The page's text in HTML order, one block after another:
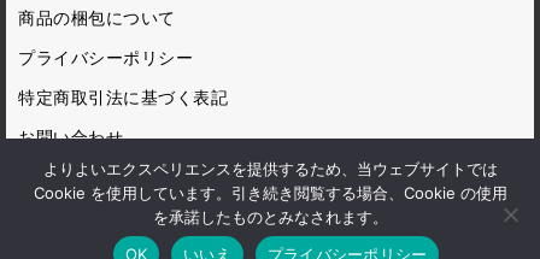
商品の梱包について
プライバシーポリシー
特定商取引法に基づく表記
お問い合わせ
© 1972 Marumiya Gangu Ltd.
よりよいエクスペリエンスを提供するため、当ウェブサイトでは
Cookie を使用しています。引き続き閲覧する場合、Cookie の使用
を承諾したものとみなされます。
OK
いいえ プライバシーポリシー